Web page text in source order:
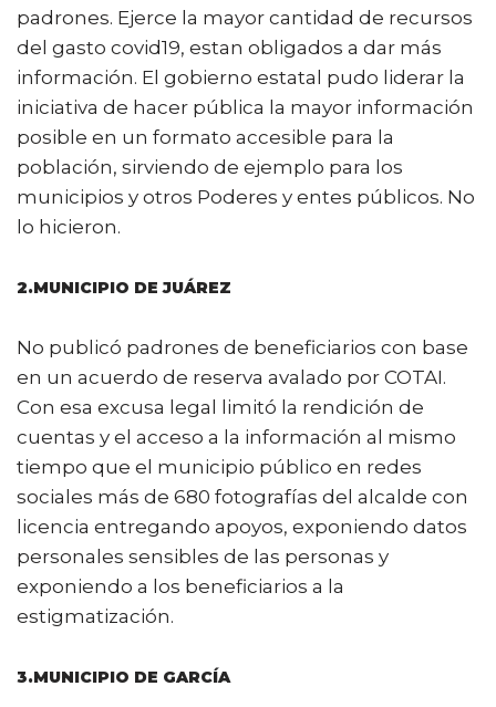
padrones. Ejerce la mayor cantidad de recursos
del gasto covid19, estan obligados a dar más
información. El gobierno estatal pudo liderar la
iniciativa de hacer pública la mayor información
posible en un formato accesible para la
población, sirviendo de ejemplo para los
municipios y otros Poderes y entes públicos. No
lo hicieron.
2.MUNICIPIO DE JUÁREZ
No publicó padrones de beneficiarios con base
en un acuerdo de reserva avalado por COTAI.
Con esa excusa legal limitó la rendición de
cuentas y el acceso a la información al mismo
tiempo que el municipio público en redes
sociales más de 680 fotografías del alcalde con
licencia entregando apoyos, exponiendo datos
personales sensibles de las personas y
exponiendo a los beneficiarios a la
estigmatización.
3.MUNICIPIO DE GARCÍA